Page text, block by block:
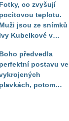
překvapily
Fotky, co zvyšují
pocitovou teplotu.
Muži jsou ze snímků
Ivy Kubelkové v
Boho předvedla
perfektní postavu ve
plavkách, potom